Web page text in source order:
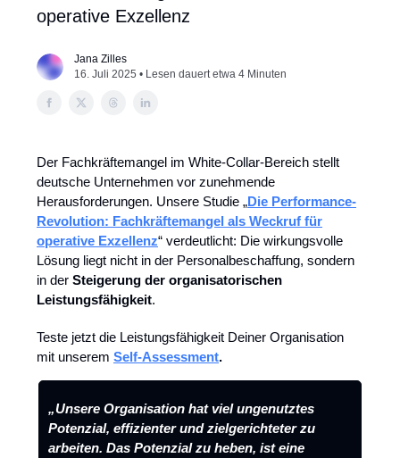
operative Exzellenz
Jana Zilles
16. Juli 2025 • Lesen dauert etwa 4 Minuten
Der Fachkräftemangel im White-Collar-Bereich stellt
deutsche Unternehmen vor zunehmende
Herausforderungen. Unsere Studie „Die Performance-
Revolution: Fachkräftemangel als Weckruf für
operative Exzellenz“ verdeutlicht: Die wirkungsvolle
Lösung liegt nicht in der Personalbeschaffung, sondern
in der Steigerung der organisatorischen
Leistungsfähigkeit.
Teste jetzt die Leistungsfähigkeit Deiner Organisation
mit unserem Self-Assessment.
„Unsere Organisation hat viel ungenutztes
Potenzial, effizienter und zielgerichteter zu
arbeiten. Das Potenzial zu heben, ist eine